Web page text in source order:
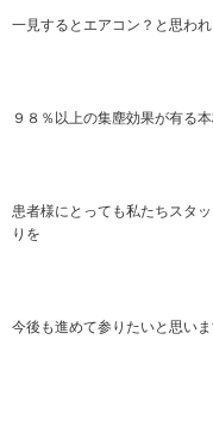
一見するとエアコン？と思われ
９８％以上の集塵効果が有る
患者様にとっても私たちスタ
りを
今後も進めて参りたいと思いま